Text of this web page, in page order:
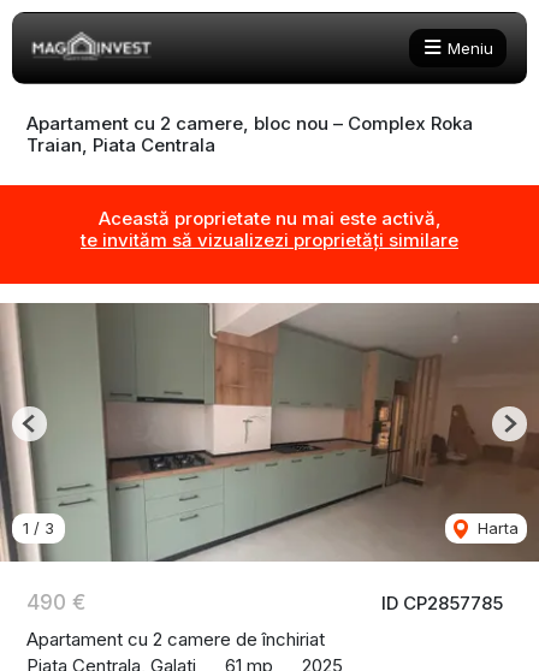
Meniu
Apartament cu 2 camere, bloc nou – Complex Roka
Traian, Piata Centrala
Această proprietate nu mai este activă,
te invităm să vizualizezi proprietăți similare
ID CP2857785
490 €
Apartament cu 2 camere de închiriat
Piata Centrala, Galati
61 mp 2025
1 / 3 Harta
Previous